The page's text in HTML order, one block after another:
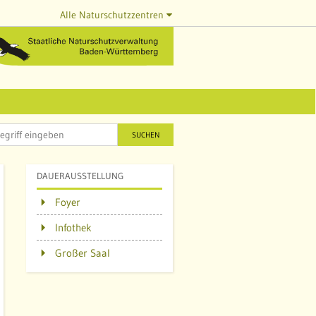
Alle Naturschutzzentren
SUCHEN
DAUERAUSSTELLUNG
Foyer
Infothek
Großer Saal